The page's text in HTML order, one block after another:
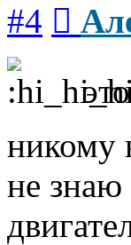
#4
никому
не знаю